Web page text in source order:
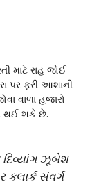
માટે રાહ જોઈ
પર ફરી આશાની
વાળા હજારો
થઈ શકે છે.
દિવ્યાંગ ઝૂબેશ
સંવર્ગ